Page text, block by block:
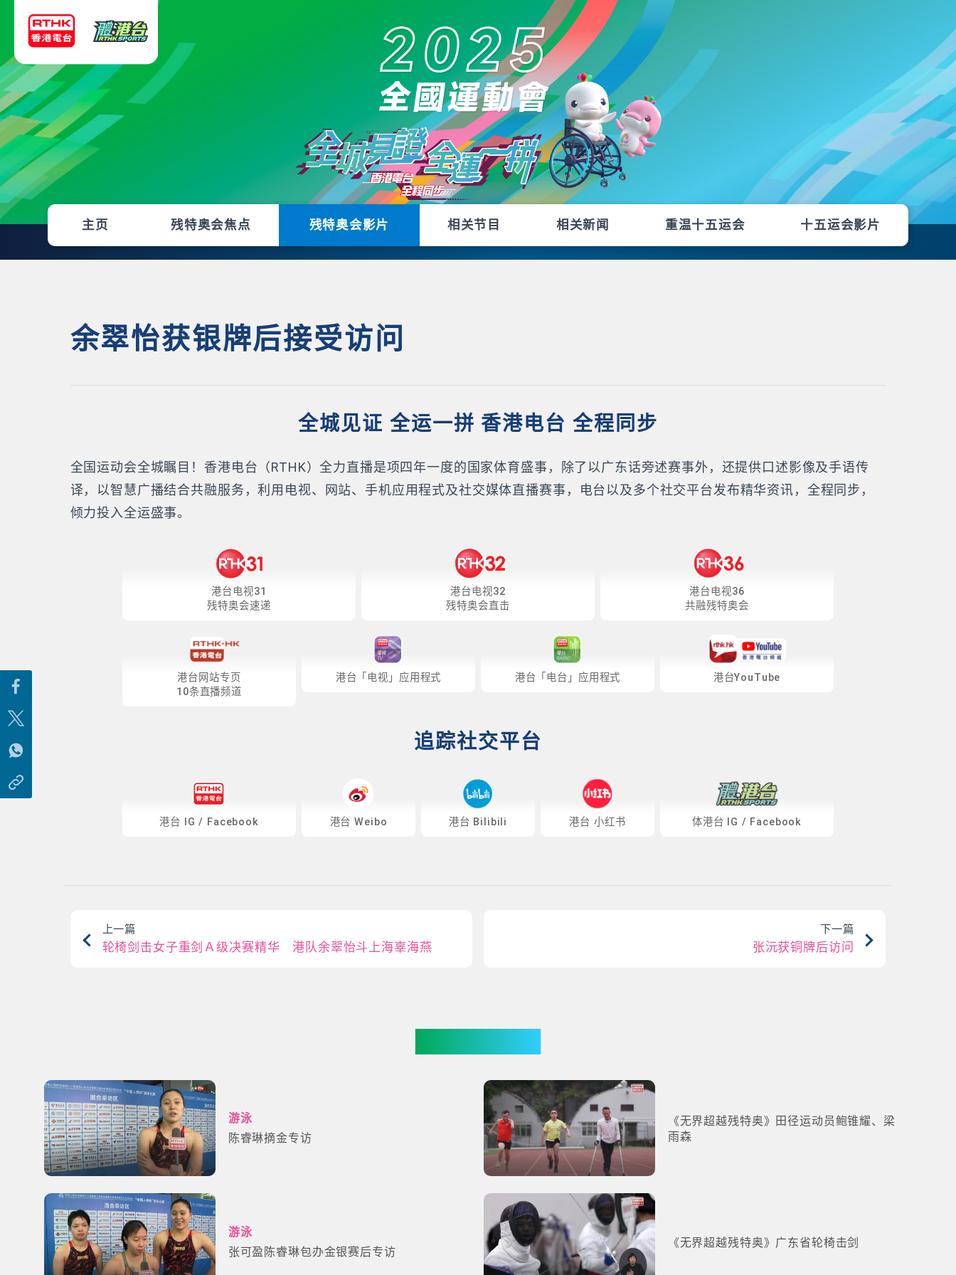
主页 残特奥会焦点 残特奥会影片 相关节目 相关新闻 重温十五运会 十五运会影片
余翠怡获银牌后接受访问
全城见证 全运一拼 香港电台 全程同步
全国运动会全城瞩目！香港电台（RTHK）全力直播是项四年一度的国家体育盛事，除了以广东话旁述赛事外，还提供口述影像及手语传
译，以智慧广播结合共融服务，利用电视、网站、手机应用程式及社交媒体直播赛事，电台以及多个社交平台发布精华资讯，全程同步，
倾力投入全运盛事。
港台电视31
残特奥会速递
港台电视32
残特奥会直击
港台电视36
共融残特奥会
港台网站专页
10条直播频道
港台「电视」应用程式 港台「电台」应用程式 港台YouTube
追踪社交平台
港台 IG / Facebook 港台 Weibo 港台 Bilibili 港台 小红书 体港台 IG / Facebook
上一篇
轮椅剑击女子重剑Ａ级决赛精华 港队余翠怡斗上海辜海燕
下一篇
张沅获铜牌后访问
游泳
陈睿琳摘金专访
《无界超越残特奥》田径运动员鲍锥耀、梁
雨森
游泳
张可盈陈睿琳包办金银赛后专访
《无界超越残特奥》广东省轮椅击剑